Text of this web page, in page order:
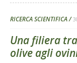
RICERCA SCIENTIFICA
Una filiera
olive agli